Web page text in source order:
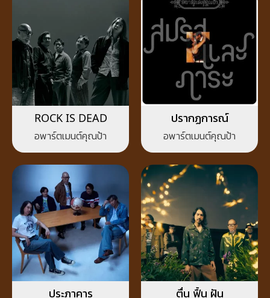
ROCK IS DEAD
อพาร์ตเมนต์คุณป้า
ปรากฏการณ์
อพาร์ตเมนต์คุณป้า
ประภาคาร ตื่น ฟื้น ฝัน